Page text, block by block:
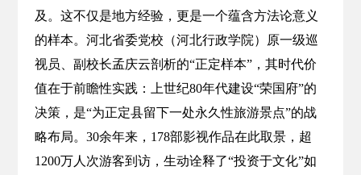
及。这不仅是地方经验，更是一个蕴含方法论意义
的样本。河北省委党校（河北行政学院）原一级巡
视员、副校长孟庆云剖析的“正定样本”，其时代价
值在于前瞻性实践：上世纪80年代建设“荣国府”的
决策，是“为正定县留下一处永久性旅游景点”的战
略布局。30余年来，178部影视作品在此取景，超
1200万人次游客到访，生动诠释了“投资于文化”如